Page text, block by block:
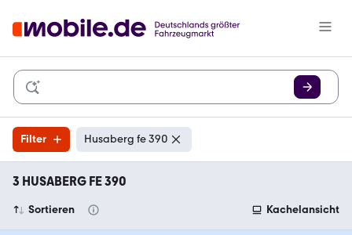
Filter Husaberg fe 390
3 HUSABERG FE 390
Sortieren Kachelansicht